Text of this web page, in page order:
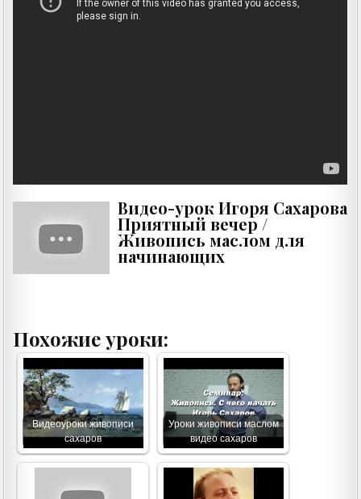
Видео-урок Игоря Сахарова
Приятный вечер /
Живопись маслом для
начинающих
Похожие уроки:
Видеоуроки живописи
сахаров
Уроки живописи маслом
видео сахаров